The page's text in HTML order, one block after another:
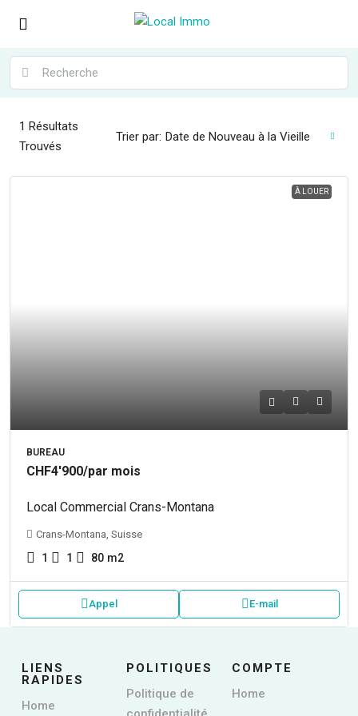
1 Résultats
Trouvés
Trier par: Date de Nouveau à la Vieille
À LOUER
BUREAU
CHF4'900/par mois
Local Commercial Crans-Montana
Crans-Montana, Suisse
1 1 80 m2
Appel E-mail
LIENS
RAPIDES
Home
POLITIQUES
Politique de
COMPTE
Home